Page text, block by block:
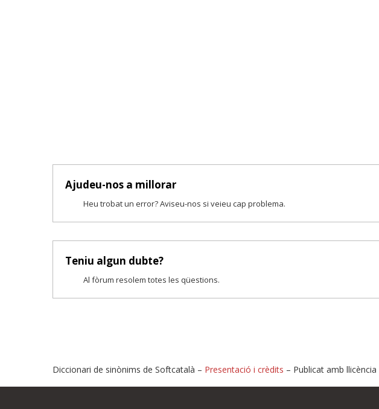
Ajudeu-nos a millorar
Heu trobat un error? Aviseu-nos si veieu cap problema.
Teniu algun dubte?
Al fòrum resolem totes les qüestions.
Diccionari de sinònims de Softcatalà – Presentació i crèdits – Publicat amb llicència